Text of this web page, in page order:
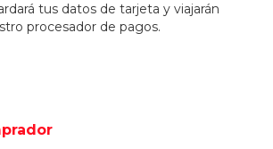
tus datos de tarjeta y viajarán
procesador de pagos.